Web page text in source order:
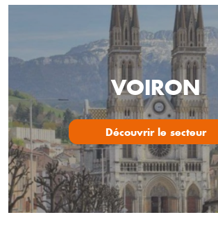
VOIRON
Découvrir le secteur